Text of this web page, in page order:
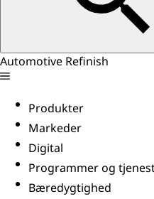
Automotive Refinish
Produkter
Markeder
Digital
Programmer og
Bæredygtighed